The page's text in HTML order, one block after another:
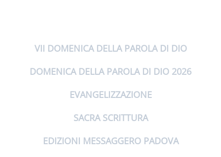
VII DOMENICA DELLA PAROLA DI DIO
DOMENICA DELLA PAROLA DI DIO 2026
EVANGELIZZAZIONE
SACRA SCRITTURA
EDIZIONI MESSAGGERO PADOVA